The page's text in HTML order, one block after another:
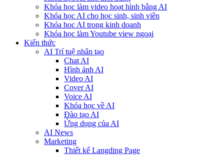
Khóa học làm video hoạt hình bằng AI
Khóa học AI cho học sinh, sinh viên
Khóa hoc AI trong kinh doanh
Khóa học làm Youtube view ngoại
Kiến thức
AI Trí tuệ nhân tạo
Chat AI
Hình ảnh AI
Video AI
Cover AI
Voice AI
Khóa học về AI
Đào tạo AI
Ứng dụng của AI
AI News
Marketing
Thiết kế Langding Page